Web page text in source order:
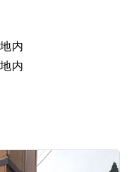
内
内